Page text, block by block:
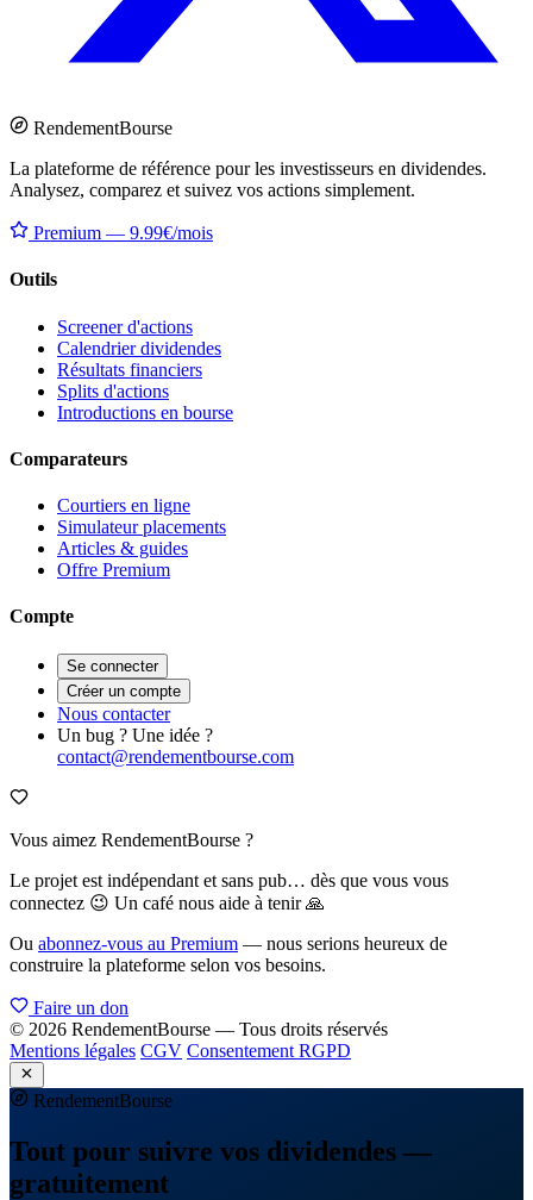
RendementBourse
La plateforme de référence pour les investisseurs en dividendes.
Analysez, comparez et suivez vos actions simplement.
Premium — 9.99€/mois
Outils
Screener d'actions
Calendrier dividendes
Résultats financiers
Splits d'actions
Introductions en bourse
Comparateurs
Courtiers en ligne
Simulateur placements
Articles & guides
Offre Premium
Compte
Se connecter
Créer un compte
Nous contacter
Un bug ? Une idée ?
contact@rendementbourse.com
Vous aimez RendementBourse ?
Le projet est indépendant et sans pub… dès que vous vous
connectez 😉 Un café nous aide à tenir 🙏
Ou abonnez-vous au Premium — nous serions heureux de
construire la plateforme selon vos besoins.
Faire un don
© 2026 RendementBourse — Tous droits réservés
Mentions légales CGV Consentement RGPD
RendementBourse
Tout pour suivre vos dividendes —
gratuitement